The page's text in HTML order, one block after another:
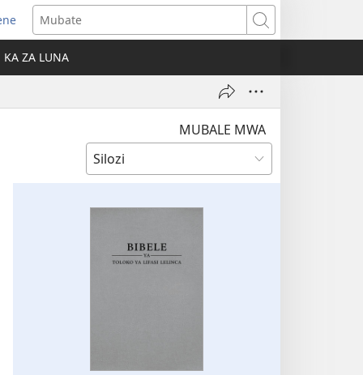
Mubate
KA ZA LUNA
MUBALE MWA